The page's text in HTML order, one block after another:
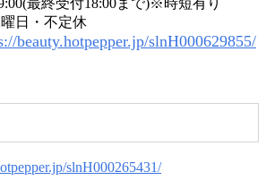
最終受付18:00まで)※時短有り
日・不定休
beauty.hotpepper.jp/slnH000629855/
slnH000265431/